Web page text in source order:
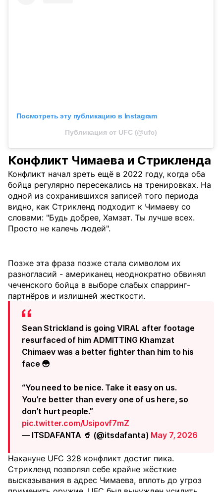
Посмотреть эту публикацию в Instagram
Публикация от UFC (@ufc)
Конфликт Чимаева и Стрикленда
Конфликт начал зреть ещё в 2022 году, когда оба
бойца регулярно пересекались на тренировках. На
одной из сохранившихся записей того периода
видно, как Стрикленд подходит к Чимаеву со
словами: "Будь добрее, Хамзат. Ты лучше всех.
Просто не калечь людей".
Позже эта фраза позже стала символом их
разногласий - американец неоднократно обвинял
чеченского бойца в выборе слабых спарринг-
партнёров и излишней жесткости.
Sean Strickland is going VIRAL after footage
resurfaced of him ADMITTING Khamzat
Chimaev was a better fighter than him to his
face 😳
“You need to be nice. Take it easy on us.
You’re better than every one of us here, so
don’t hurt people.”
pic.twitter.com/Usipovf7mZ
— ITSDAFANTA 🥤 (@itsdafanta) May 7, 2026
Накануне UFC 328 конфликт достиг пика.
Стрикленд позволял себе крайне жёсткие
высказывания в адрес Чимаева, вплоть до угроз